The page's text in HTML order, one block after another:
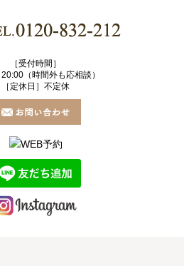
［受付時間］
（時間外も応相談）
［定休日］不定休